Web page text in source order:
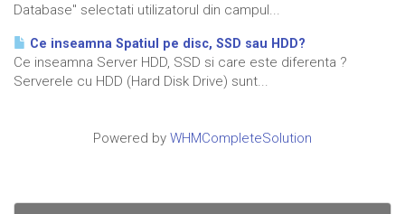
Database" selectati utilizatorul din campul...
Ce inseamna Spatiul pe disc, SSD sau HDD?
Ce inseamna Server HDD, SSD si care este diferenta ?
Serverele cu HDD (Hard Disk Drive) sunt...
Powered by WHMCompleteSolution